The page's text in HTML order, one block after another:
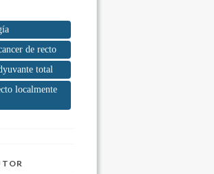
de recto
total
localmente